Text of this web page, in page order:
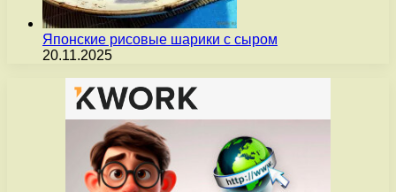
Японские рисовые шарики с сыром
20.11.2025